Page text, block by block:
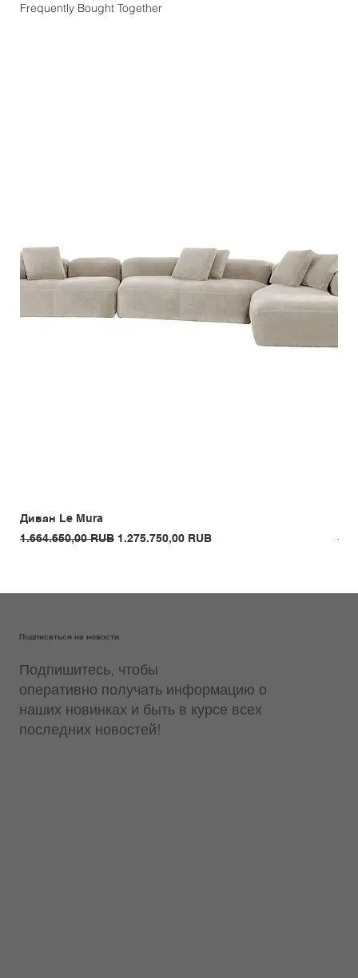
Frequently Bought Together
Диван Le Mura
Обычная цена
1.664.650,00 RUB Цена со скидкой
1.275.750,00 RUB
Подписаться на новости
Подпишитесь, чтобы
оперативно получать информацию о
наших новинках и быть в курсе всех
последних новостей!